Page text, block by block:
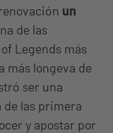
un
de las
Legends más
más longeva de
ser una
las primera
y apostar por